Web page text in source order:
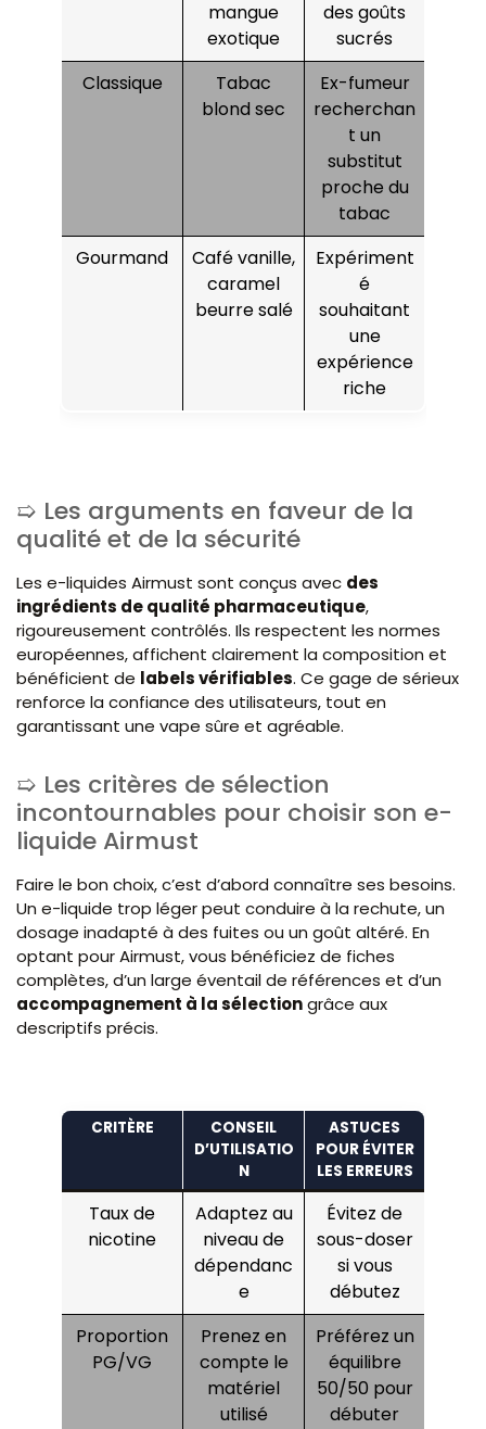
mangue
exotique
des goûts
sucrés
Classique
Tabac
blond sec
Ex-fumeur
recherchan
t un
substitut
proche du
tabac
Gourmand
Café vanille,
caramel
beurre salé
Expériment
é
souhaitant
une
expérience
riche
Les arguments en faveur de la
qualité et de la sécurité
Les e-liquides Airmust sont conçus avec des
ingrédients de qualité pharmaceutique,
rigoureusement contrôlés. Ils respectent les normes
européennes, affichent clairement la composition et
bénéficient de labels vérifiables. Ce gage de sérieux
renforce la confiance des utilisateurs, tout en
garantissant une vape sûre et agréable.
Les critères de sélection
incontournables pour choisir son e-
liquide Airmust
Faire le bon choix, c’est d’abord connaître ses besoins.
Un e-liquide trop léger peut conduire à la rechute, un
dosage inadapté à des fuites ou un goût altéré. En
optant pour Airmust, vous bénéficiez de fiches
complètes, d’un large éventail de références et d’un
accompagnement à la sélectiongrâce aux
descriptifs précis.
CRITÈRE
CONSEIL
D’UTILISATIO
N
ASTUCES
POUR ÉVITER
LES ERREURS
Taux de
nicotine
Adaptez au
niveau de
dépendanc
e
Évitez de
sous-doser
si vous
débutez
Proportion
PG/VG
Prenez en
compte le
matériel
utilisé
Préférez un
équilibre
50/50 pour
débuter